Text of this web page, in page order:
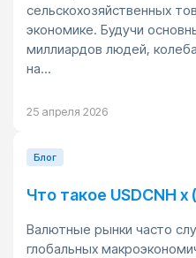
сельскохозяйственных
экономике. Будучи
миллиардов людей,
на...
25 апреля 2026
Блог
Что такое USDCNH x
Валютные рынки часто
глобальных